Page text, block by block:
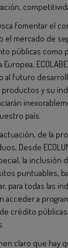
fomentar el
mercado de
públicas como
Europea,
al futuro
productos y su
país.
de la
Desde
la inclusión
puntuables,
para todas las
acceder a
crédito
claro que hay